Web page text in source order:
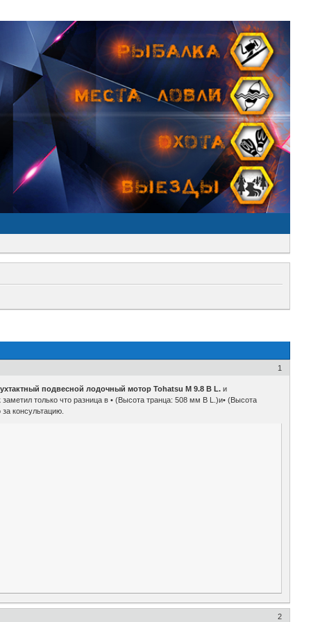
1
подвесной лодочный мотор Tohatsu M 9.8 B L. и
только что разница в • (Высота транца: 508 мм B L.)и• (Высота
консультацию.
2